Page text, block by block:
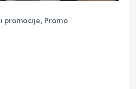
promocije, Promo